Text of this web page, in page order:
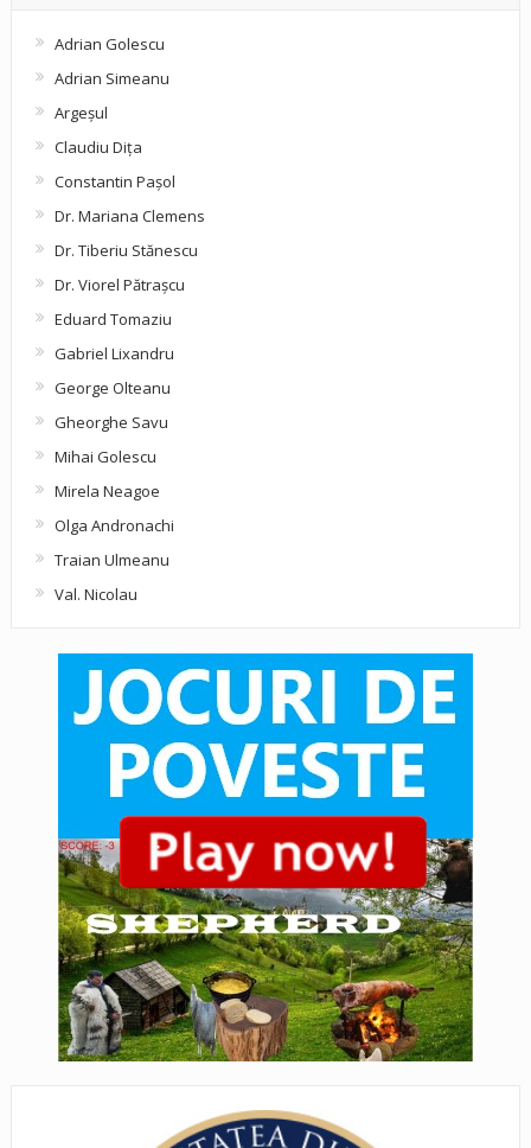
Adrian Golescu
Adrian Simeanu
Argeşul
Claudiu Diţa
Constantin Pașol
Dr. Mariana Clemens
Dr. Tiberiu Stănescu
Dr. Viorel Pătraşcu
Eduard Tomaziu
Gabriel Lixandru
George Olteanu
Gheorghe Savu
Mihai Golescu
Mirela Neagoe
Olga Andronachi
Traian Ulmeanu
Val. Nicolau